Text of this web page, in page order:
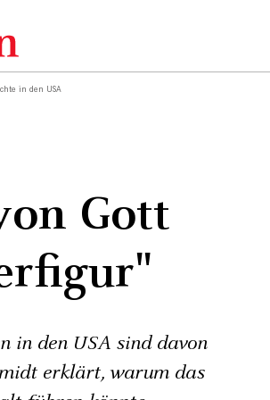
in den USA
Gott
in den USA sind davon
erklärt, warum das